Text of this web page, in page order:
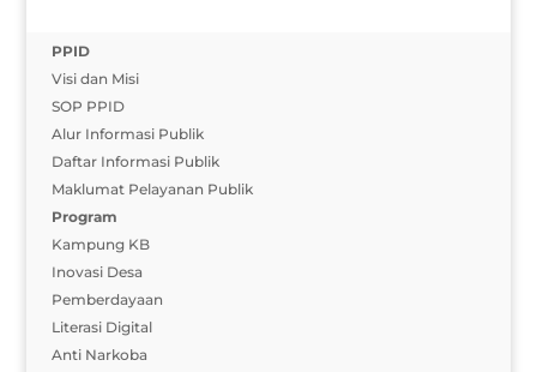
PPID
Visi dan Misi
SOP PPID
Alur Informasi Publik
Daftar Informasi Publik
Maklumat Pelayanan Publik
Program
Kampung KB
Inovasi Desa
Pemberdayaan
Literasi Digital
Anti Narkoba